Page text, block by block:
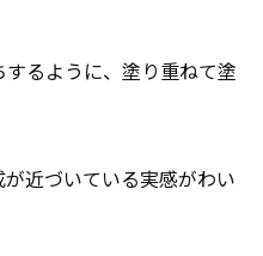
るように、塗り重ねて塗
近づいている実感がわい